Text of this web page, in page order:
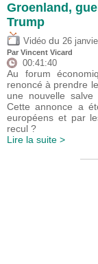
Groenland,
Trump
Vidéo du 26
Par Vincent Vicard
00:41:40
Au forum
renoncé à prendre
une nouvelle
Cette annonce a
européens et par
recul ?
Lire la suite >